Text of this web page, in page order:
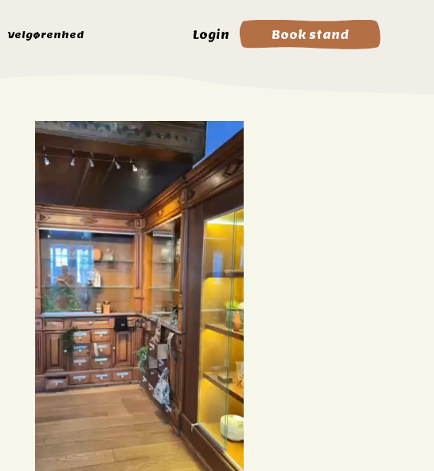
Velgørenhed Login Book stand